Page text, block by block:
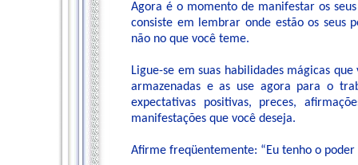
Agora é o momento de manifestar os
consiste em lembrar onde estão os seus
não no que você teme.
Ligue-se em suas habilidades mágicas
armazenadas e as use agora para o
expectativas positivas, preces,
manifestações que você deseja.
Afirme freqüentemente: “Eu tenho o